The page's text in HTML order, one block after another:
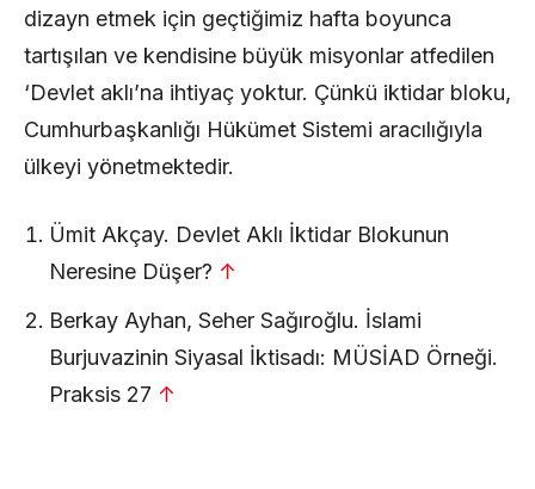
dizayn etmek için geçtiğimiz hafta boyunca
tartışılan ve kendisine büyük misyonlar atfedilen
‘Devlet aklı’na ihtiyaç yoktur. Çünkü iktidar bloku,
Cumhurbaşkanlığı Hükümet Sistemi aracılığıyla
ülkeyi yönetmektedir.
Ümit Akçay. Devlet Aklı İktidar Blokunun
Neresine Düşer? ↑
Berkay Ayhan, Seher Sağıroğlu. İslami
Burjuvazinin Siyasal İktisadı: MÜSİAD Örneği.
Praksis 27 ↑